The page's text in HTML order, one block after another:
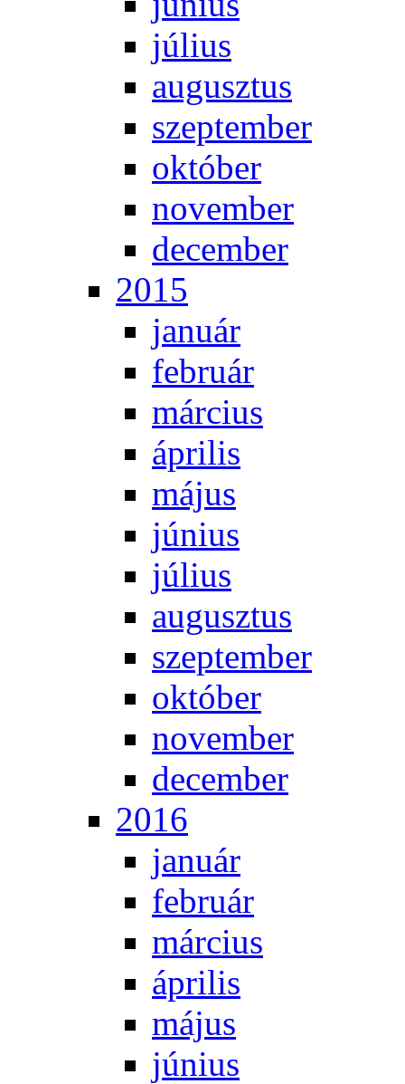
jú­li­us
au­gusz­tus
szep­tem­ber
ok­tó­ber
no­vem­ber
de­cem­ber
2015
ja­nu­ár
feb­ru­ár
már­ci­us
áp­ri­lis
má­jus
jú­ni­us
jú­li­us
au­gusz­tus
szep­tem­ber
ok­tó­ber
no­vem­ber
de­cem­ber
2016
ja­nu­ár
feb­ru­ár
már­ci­us
áp­ri­lis
má­jus
jú­ni­us